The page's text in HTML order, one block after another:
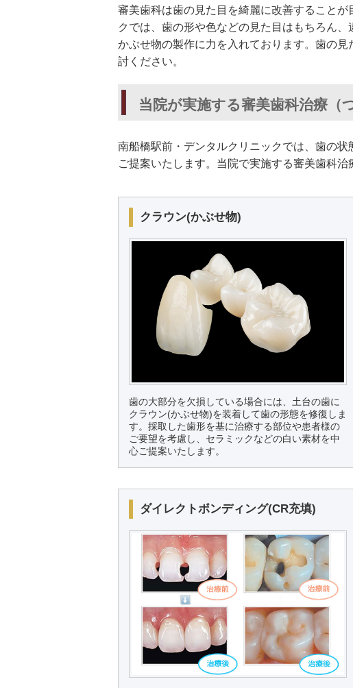
審美歯科は歯の見た目を綺麗に改善すること
クでは、歯の形や色などの見た目はもちろん
かぶせ物の製作に力を入れております。歯の
討ください。
当院が実施する審美歯科治療（
南船橋駅前・デンタルクリニックでは、歯の
ご提案いたします。当院で実施する審美歯科
クラウン(かぶせ物)
歯の大部分を欠損している場合には、土台の歯に
クラウン(かぶせ物)を装着して歯の形態を修復しま
す。採取した歯形を基に治療する部位や患者様の
ご要望を考慮し、セラミックなどの白い素材を中
心ご提案いたします。
ダイレクトボンディング(CR充填)